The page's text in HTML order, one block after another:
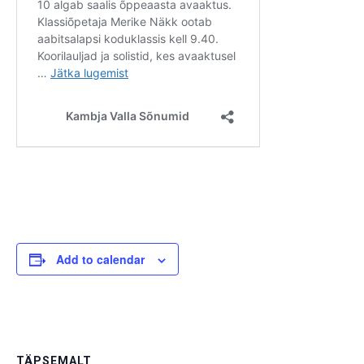
Add to calendar
TÄPSEMALT